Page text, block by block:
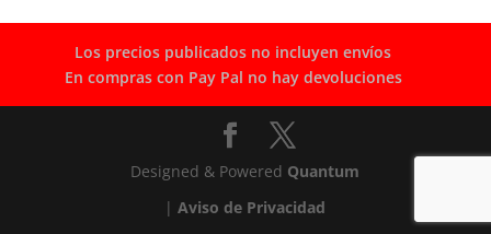
Los precios publicados no incluyen envíos
En compras con Pay Pal no hay devoluciones
Designed & Powered Quantum
|Aviso de Privacidad